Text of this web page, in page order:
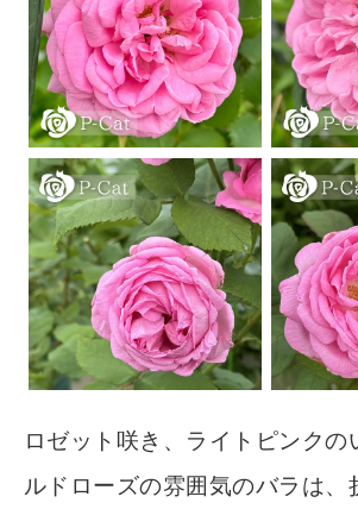
ロゼット咲き、ライトピンクの
ルドローズの雰囲気のバラは、